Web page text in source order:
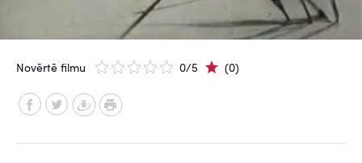
Novērtē filmu 0/5 (0)